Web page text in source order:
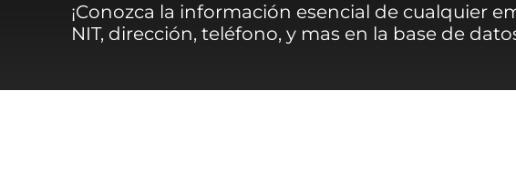
¡Conozca la información esencial de cualquier
NIT, dirección, teléfono, y mas en la base de